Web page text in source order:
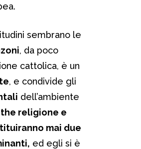
sembrano le
, da poco
cattolica, è un
, e condivide gli
dell’ambiente
religione e
mai due
ed egli si è